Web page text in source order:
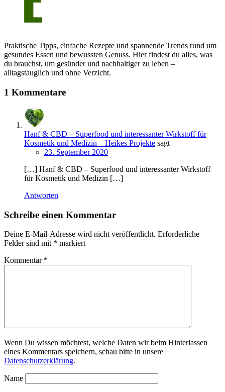
Praktische Tipps, einfache Rezepte und spannende Trends rund um
gesundes Essen und bewussten Genuss. Hier findest du alles, was
du brauchst, um gesünder und nachhaltiger zu leben –
alltagstauglich und ohne Verzicht.
1 Kommentare
Hanf & CBD – Superfood und interessanter Wirkstoff für
Kosmetik und Medizin – Heikes Projekte sagt
23. September 2020
[…] Hanf & CBD – Superfood und interessanter Wirkstoff
für Kosmetik und Medizin […]
Antworten
Schreibe einen Kommentar
Deine E-Mail-Adresse wird nicht veröffentlicht. Erforderliche
Felder sind mit * markiert
Kommentar *
Wenn Du wissen möchtest, welche Daten wir beim Hinterlassen
eines Kommentars speichern, schau bitte in unsere
Datenschutzerklärung.
Name